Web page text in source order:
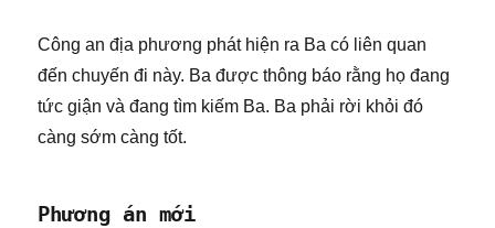
Công an địa phương phát hiện ra Ba có liên quan
đến chuyến đi này. Ba được thông báo rằng họ đang
tức giận và đang tìm kiếm Ba. Ba phải rời khỏi đó
càng sớm càng tốt.
Phương án mới